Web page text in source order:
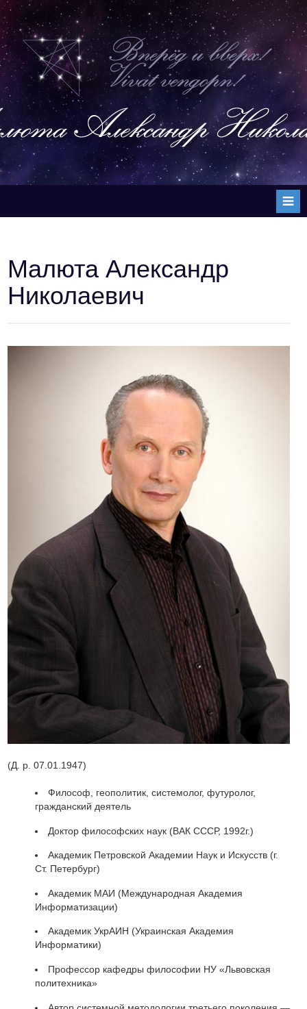
Skip
to
content
Малюта Александр
Николаевич
(Д. р. 07.01.1947)
Философ, геополитик, системолог, футуролог,
гражданский деятель
Доктор философских наук (ВАК СССР, 1992г.)
Академик Петровской Академии Наук и Искусств (г.
Ст. Петербург)
Академик МАИ (Международная Академия
Информатизации)
Академик УкрАИН (Украинская Академия
Информатики)
Профессор кафедры философии НУ «Львовская
политехника»